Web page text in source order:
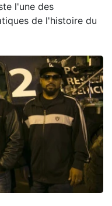
l'une des
de l'histoire du